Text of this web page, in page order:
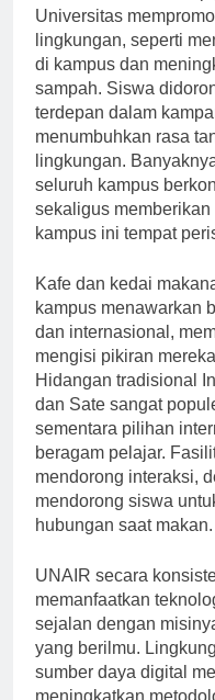
berkomitmen terhadap
Universitas
lingkungan, seperti
di kampus dan
sampah. Siswa
terdepan dalam
menumbuhkan rasa
lingkungan.
seluruh kampus
sekaligus
Kafe dan kedai
kampus menawarkan
dan internasional,
mengisi pikiran
Hidangan tradisional
dan Sate sangat
sementara pilihan
beragam pelajar.
mendorong interaksi,
mendorong siswa
UNAIR secara
memanfaatkan
sejalan dengan
yang berilmu.
sumber daya digital